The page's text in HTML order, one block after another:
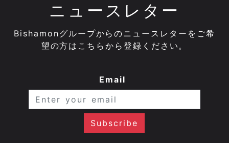
ニュースレター
Bishamonグループからのニュースレターをご希
望の方はこちらから登録ください。
Email